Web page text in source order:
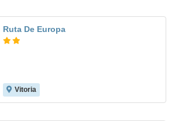
Ruta De Europa
Vitoria